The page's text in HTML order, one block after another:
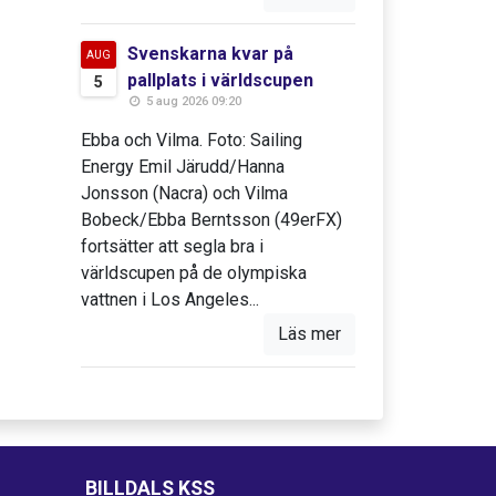
AUG
5
Svenskarna kvar på
pallplats i världscupen
5 aug 2026 09:20
Ebba och Vilma. Foto: Sailing
Energy Emil Järudd/Hanna
Jonsson (Nacra) och Vilma
Bobeck/Ebba Berntsson (49erFX)
fortsätter att segla bra i
världscupen på de olympiska
vattnen i Los Angeles...
Läs mer
BILLDALS KSS